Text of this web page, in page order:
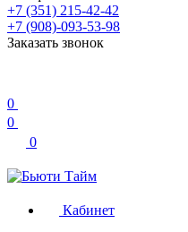
+7 (351) 215-42-42
+7 (908)-093-53-98
Заказать звонок
0
0
0
Кабинет